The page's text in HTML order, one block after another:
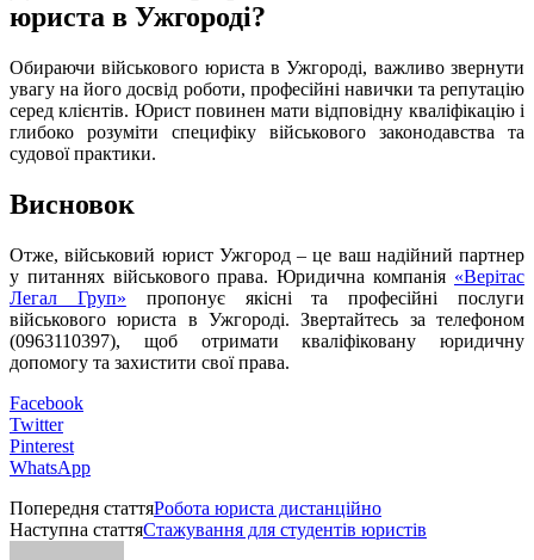
юриста в Ужгороді?
Обираючи військового юриста в Ужгороді, важливо звернути
увагу на його досвід роботи, професійні навички та репутацію
серед клієнтів. Юрист повинен мати відповідну кваліфікацію і
глибоко розуміти специфіку військового законодавства та
судової практики.
Висновок
Отже, військовий юрист Ужгород – це ваш надійний партнер
у питаннях військового права. Юридична компанія «Верітас
Легал Груп» пропонує якісні та професійні послуги
військового юриста в Ужгороді. Звертайтесь за телефоном
(0963110397), щоб отримати кваліфіковану юридичну
допомогу та захистити свої права.
Facebook
Twitter
Pinterest
WhatsApp
Попередня статтяРобота юриста дистанційно
Наступна статтяСтажування для студентів юристів